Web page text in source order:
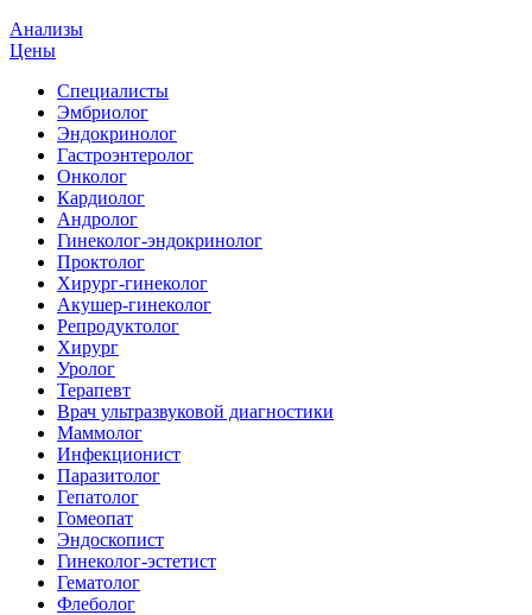
Анализы
Цены
Специалисты
Эмбриолог
Эндокринолог
Гастроэнтеролог
Онколог
Кардиолог
Андролог
Гинеколог-эндокринолог
Проктолог
Хирург-гинеколог
Акушер-гинеколог
Репродуктолог
Хирург
Уролог
Терапевт
Врач ультразвуковой диагностики
Маммолог
Инфекционист
Паразитолог
Гепатолог
Гомеопат
Эндоскопист
Гинеколог-эстетист
Гематолог
Флеболог